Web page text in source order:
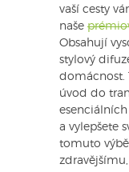
vaší cesty
naše
Obsahují
stylový
domácnost.
úvod do
a vylepšete
tomuto